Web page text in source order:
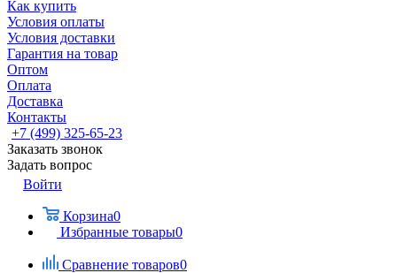
Как купить
Условия оплаты
Условия доставки
Гарантия на товар
Оптом
Оплата
Доставка
Контакты
+7 (499) 325-65-23
Заказать звонок
Задать вопрос
Войти
Корзина0
Избранные товары0
Сравнение товаров0